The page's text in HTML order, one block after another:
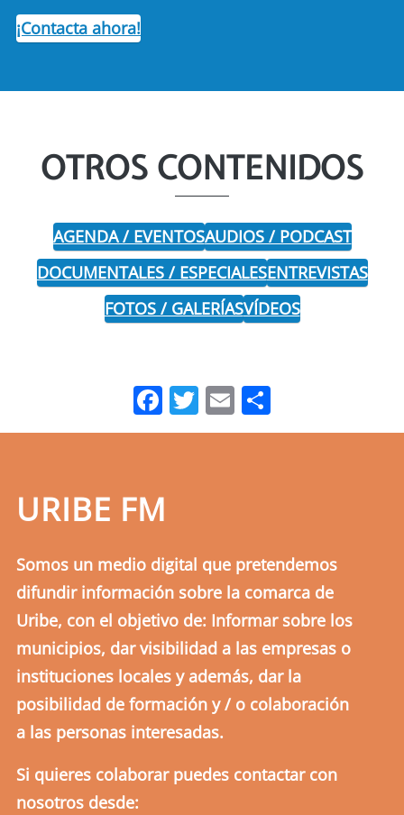
¡Contacta ahora!
OTROS CONTENIDOS
AGENDA / EVENTOSAUDIOS / PODCAST
DOCUMENTALES / ESPECIALESENTREVISTAS
FOTOS / GALERÍASVÍDEOS
Facebook
Twitter
Email
URIBE FM
Somos un medio digital que pretendemos
difundir información sobre la comarca de
Uribe, con el objetivo de: Informar sobre los
municipios, dar visibilidad a las empresas o
instituciones locales y además, dar la
posibilidad de formación y / o colaboración
a las personas interesadas.
Si quieres colaborar puedes contactar con
nosotros desde: